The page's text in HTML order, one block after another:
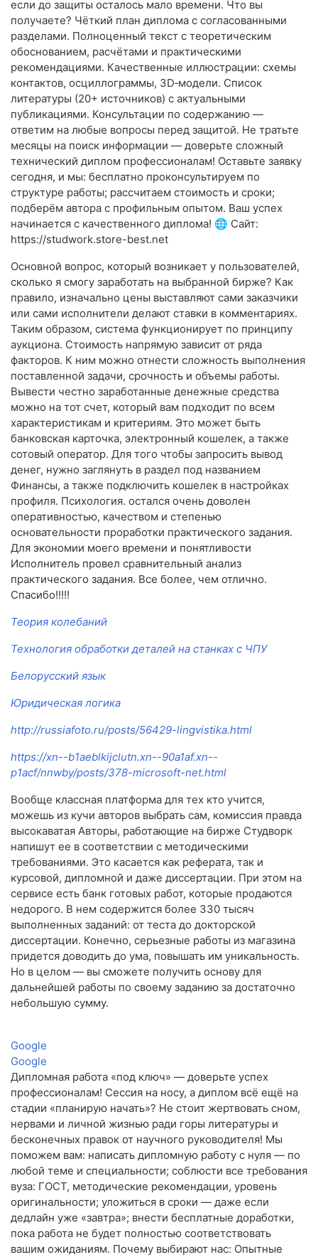
если до защиты осталось мало времени. Что вы
получаете? Чёткий план диплома с согласованными
разделами. Полноценный текст с теоретическим
обоснованием, расчётами и практическими
рекомендациями. Качественные иллюстрации: схемы
контактов, осциллограммы, 3D‑модели. Список
литературы (20+ источников) с актуальными
публикациями. Консультации по содержанию —
ответим на любые вопросы перед защитой. Не тратьте
месяцы на поиск информации — доверьте сложный
технический диплом профессионалам! Оставьте заявку
сегодня, и мы: бесплатно проконсультируем по
структуре работы; рассчитаем стоимость и сроки;
подберём автора с профильным опытом. Ваш успех
начинается с качественного диплома! 🌐 Сайт:
https://studwork.store-best.net
Основной вопрос, который возникает у пользователей,
сколько я смогу заработать на выбранной бирже? Как
правило, изначально цены выставляют сами заказчики
или сами исполнители делают ставки в комментариях.
Таким образом, система функционирует по принципу
аукциона. Стоимость напрямую зависит от ряда
факторов. К ним можно отнести сложность выполнения
поставленной задачи, срочность и объемы работы.
Вывести честно заработанные денежные средства
можно на тот счет, который вам подходит по всем
характеристикам и критериям. Это может быть
банковская карточка, электронный кошелек, а также
сотовый оператор. Для того чтобы запросить вывод
денег, нужно заглянуть в раздел под названием
Финансы, а также подключить кошелек в настройках
профиля. Психология. остался очень доволен
оперативностью, качеством и степенью
основательности проработки практического задания.
Для экономии моего времени и понятливости
Исполнитель провел сравнительный анализ
практического задания. Все более, чем отлично.
Спасибо!!!!!
Теория колебаний
Технология обработки деталей на станках с ЧПУ
Белорусский язык
Юридическая логика
http://russiafoto.ru/posts/56429-lingvistika.html
https://xn--b1aeblkijclutn.xn--90a1af.xn--
p1acf/nnwby/posts/378-microsoft-net.html
Вообще классная платформа для тех кто учится,
можешь из кучи авторов выбрать сам, комиссия правда
высокаватая Авторы, работающие на бирже Студворк
напишут ее в соответствии с методическими
требованиями. Это касается как реферата, так и
курсовой, дипломной и даже диссертации. При этом на
сервисе есть банк готовых работ, которые продаются
недорого. В нем содержится более 330 тысяч
выполненных заданий: от теста до докторской
диссертации. Конечно, серьезные работы из магазина
придется доводить до ума, повышать им уникальность.
Но в целом — вы сможете получить основу для
дальнейшей работы по своему заданию за достаточно
небольшую сумму.
Google
Google
Дипломная работа «под ключ» — доверьте успех
профессионалам! Сессия на носу, а диплом всё ещё на
стадии «планирую начать»? Не стоит жертвовать сном,
нервами и личной жизнью ради горы литературы и
бесконечных правок от научного руководителя! Мы
поможем вам: написать дипломную работу с нуля — по
любой теме и специальности; соблюсти все требования
вуза: ГОСТ, методические рекомендации, уровень
оригинальности; уложиться в сроки — даже если
дедлайн уже «завтра»; внести бесплатные доработки,
пока работа не будет полностью соответствовать
вашим ожиданиям. Почему выбирают нас: Опытные